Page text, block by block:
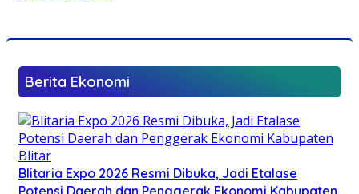
Berita Ekonomi
Blitaria Expo 2026 Resmi Dibuka, Jadi Etalase
Potensi Daerah dan Penggerak Ekonomi Kabupaten